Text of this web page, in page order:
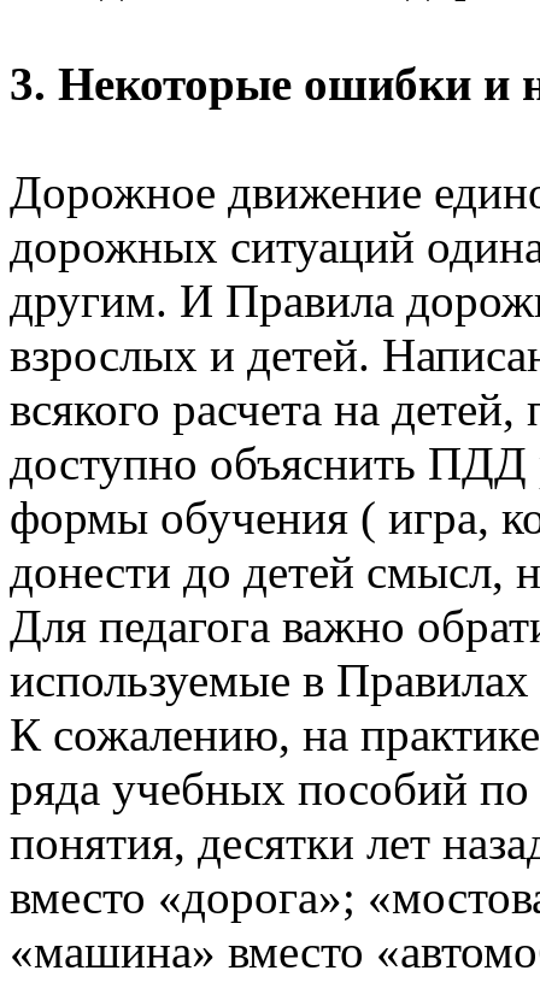
3. Некоторые ошибки и
Дорожное движение
дорожных ситуаций
другим. И Правила
взрослых и детей.
всякого расчета на
доступно объяснить ПДД
формы обучения ( игра,
донести до детей смысл,
Для педагога важно
используемые в
К сожалению, на
ряда учебных пособий
понятия, десятки лет
вместо «дорога»;
«машина» вместо